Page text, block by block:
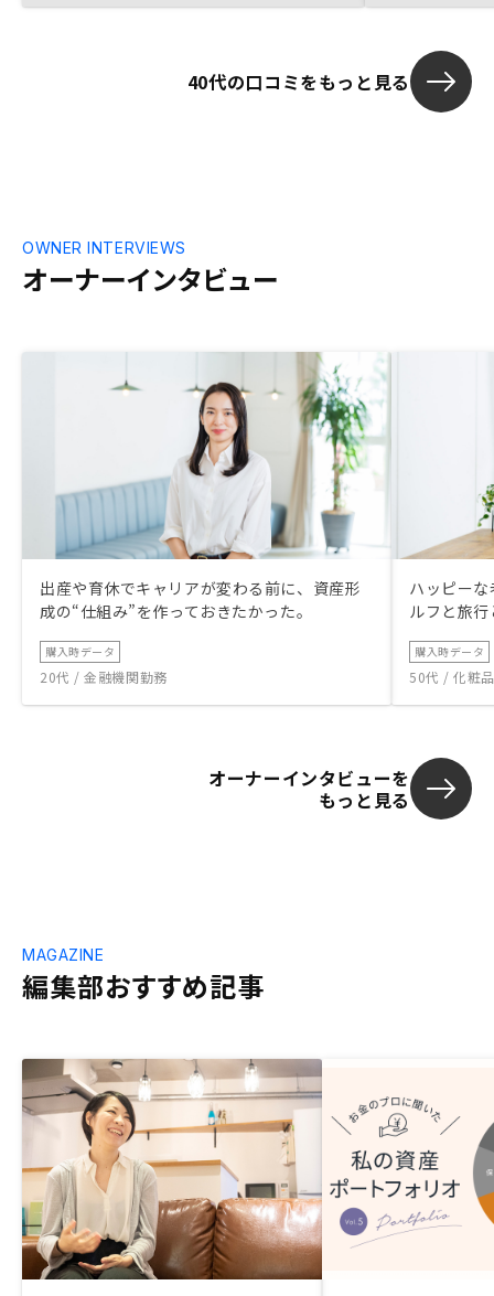
会社にお任せできる点も安心しておりま
していただきました。また、疑問に思うこ
た。
イメージしや
40代の口コミをもっと見る
オーナーインタビュー
OWNER INTERVIEWS
出産や育休でキャリアが変わる前に、資産形
成の“仕組み”を作っておきたかった。
購入時データ
20代 / 金融機関勤務
ハッピー
ルフと旅
購入時データ
50代 / 化粧
オーナーインタビューを
もっと見る
編集部おすすめ記事
MAGAZINE